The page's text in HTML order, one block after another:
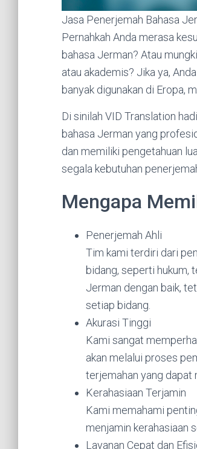
Jasa Penerjemah Bahasa
Pernahkah Anda merasa
bahasa Jerman? Atau
atau akademis? Jika ya,
banyak digunakan di Eropa,
Di sinilah VID Translation
bahasa Jerman yang
dan memiliki pengetahuan
segala kebutuhan
Mengapa
Penerjemah Ahli
Tim kami terdiri dari
bidang, seperti hukum,
Jerman dengan baik,
setiap bidang.
Akurasi Tinggi
Kami sangat
akan melalui proses
terjemahan yang dapat
Kerahasiaan Terjamin
Kami memahami
menjamin kerahasiaan
Layanan Cepat dan